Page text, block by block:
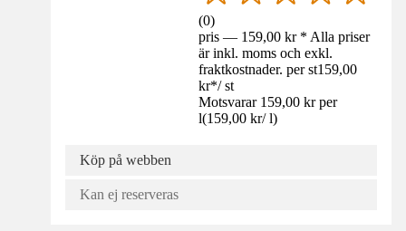
(0)
pris — 159,00 kr * Alla priser
är inkl. moms och exkl.
fraktkostnader. per st159,00
kr*/ st
Motsvarar 159,00 kr per
l(159,00 kr/ l)
Köp på webben
Kan ej reserveras